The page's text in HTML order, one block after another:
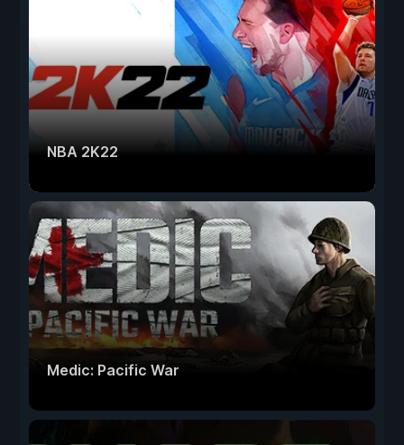
NBA 2K22
Medic: Pacific War